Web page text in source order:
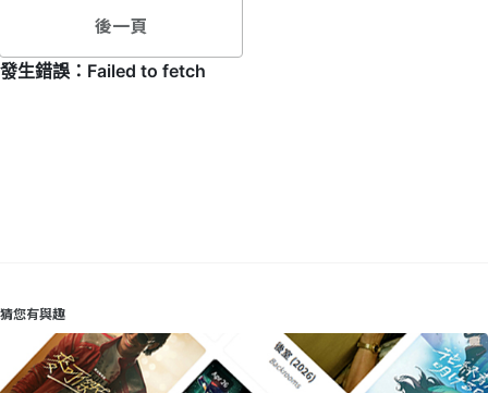
後一頁
猜您有與趣